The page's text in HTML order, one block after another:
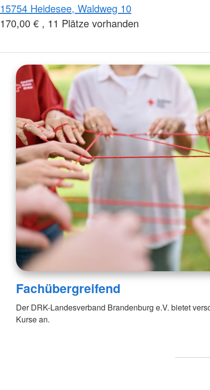
15754 Heidesee, Waldweg 10
170,00 € , 11 Plätze vorhanden
Fachübergreifend
Der DRK-Landesverband Brandenburg e.V. bietet
Kurse an.